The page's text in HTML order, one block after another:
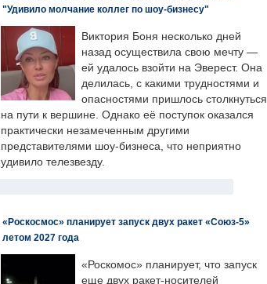
"Удивило молчание коллег по шоу-бизнесу"
Виктория Боня несколько дней
назад осуществила свою мечту —
ей удалось взойти на Эверест. Она
делилась, с какими трудностями и
опасностями пришлось столкнуться
на пути к вершине. Однако её поступок оказался
практически незамеченным другими
представителями шоу-бизнеса, что неприятно
удивило телезвезду.
«Роскосмос» планирует запуск двух ракет «Союз-5»
летом 2027 года
«Роскомос» планирует, что запуск
еще двух ракет-носителей